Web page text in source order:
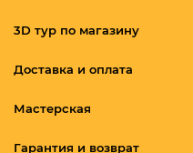
3D тур по магазину
Доставка и оплата
Мастерская
Гарантия и возврат